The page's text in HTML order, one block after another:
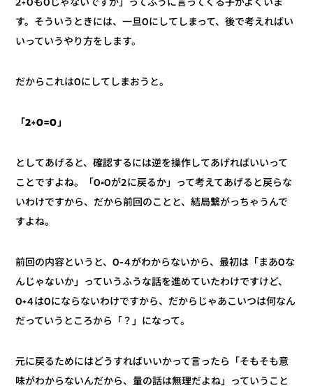
す。そういうときには、一旦0にしてしまって、後で考えればい
いっていうやり方をします。
だからこれは0にしてしまおうと。
「2÷0=0」
としてあげると、確認するには逆を操作してあげればいいって
ことですよね。「0×0が2に戻るか」って考えてあげると戻らな
いわけですから、だから前回のことと、結局繋がっちゃうんで
すよね。
前回の内容というと、0-4がわからないから、最初は「まあ0な
んじゃないか」っていうふうな話を進めていたわけですけど、
0+4は0にならないわけですから、だからじゃあこいつは何なん
だっていうところから「？」になって。
元に戻るためにはどうすればいいかって言ったら「そもそも意
味がわからないんだから、量の話は無理だよね」っていうこと